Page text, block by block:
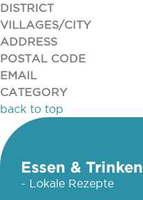
DISTRICT
VILLAGES/CITY
ADDRESS
POSTAL CODE
EMAIL
CATEGORY
back to top
Essen & Trinken
- Lokale Rezepte